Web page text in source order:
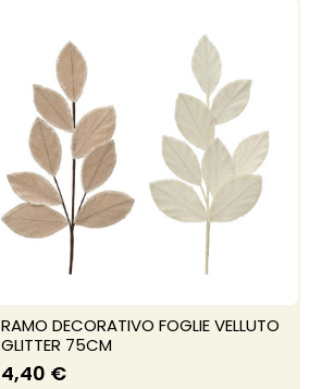
RAMO DECORATIVO FOGLIE VELLUTO
GLITTER 75CM
4,40 €